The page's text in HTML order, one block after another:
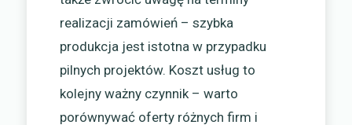
realizacji zamówień – szybka
produkcja jest istotna w przypadku
pilnych projektów. Koszt usług to
kolejny ważny czynnik – warto
porównywać oferty różnych firm i